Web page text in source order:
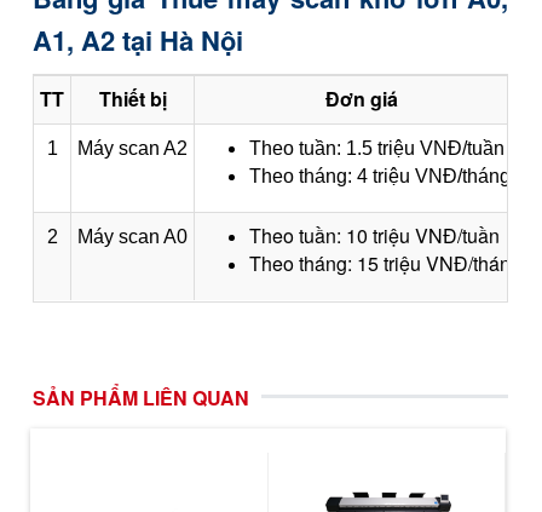
A1, A2 tại Hà Nội
TT Thiết bị Đơn giá
1 Máy scan A2
Theo tuần: 1.5 triệu VNĐ/tuần
Theo tháng: 4 triệu VNĐ/tháng
2 Máy scan A0
Theo tuần: 10 triệu VNĐ/tuần
Theo tháng: 15 triệu VNĐ/tháng
SẢN PHẨM LIÊN QUAN